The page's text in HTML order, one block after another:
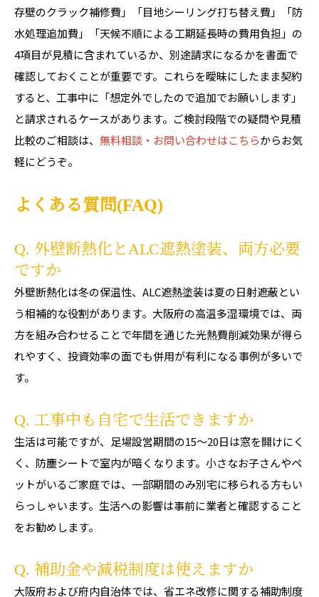
存壁のクラック補修費」「目地シーリング打ち替え費」「防
水処理追加費」「天候不順による工期延長時の費用負担」の
4項目が見積に含まれているか、別途請求になるかを書面で
確認しておくことが重要です。これらを曖昧にしたまま契約
すると、工事中に「想定外でしたので追加でお願いします」
と請求されるケースがあります。ご検討段階での疑問や見積
比較のご相談は、 無料相談・お問い合わせはこちらからお気
軽にどうぞ。
よくある質問(FAQ)
Q. 外壁断熱化とALC遮熱塗装、両方必要
ですか
外壁断熱化は冬の保温性、ALC遮熱塗装は夏の日射遮蔽とい
う相補的な役割があります。大阪府の高温多湿環境では、両
方を組み合わせることで年間を通じた光熱費削減効果が得ら
れやすく、投資効率の面でも併用が有利になる事例が多いで
す。
Q. 工事中も自宅で生活できますか
生活は可能ですが、足場設営期間の15〜20日は窓を開けにく
く、防塵シートで室内が暗くなります。小さなお子さんやペ
ットがいるご家庭では、一部期間のみ別宅に移られる方もい
らっしゃいます。生活への影響は事前に業者と確認すること
をお勧めします。
Q. 補助金や減税制度は使えますか
大阪府および府内自治体では、省エネ改修に関する補助制度